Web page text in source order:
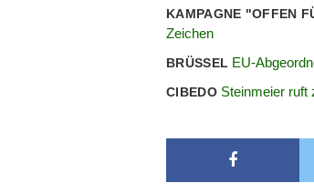
KAMPAGNE "OFFEN
Zeichen
BRÜSSEL EU-
CIBEDO Steinmeier ruft